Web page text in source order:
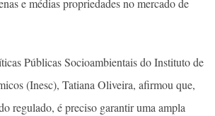
e médias propriedades no mercado de
Públicas Socioambientais do Instituto de
(Inesc), Tatiana Oliveira, afirmou que,
regulado, é preciso garantir uma ampla